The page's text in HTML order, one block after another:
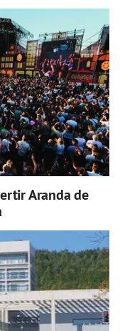
Aranda de